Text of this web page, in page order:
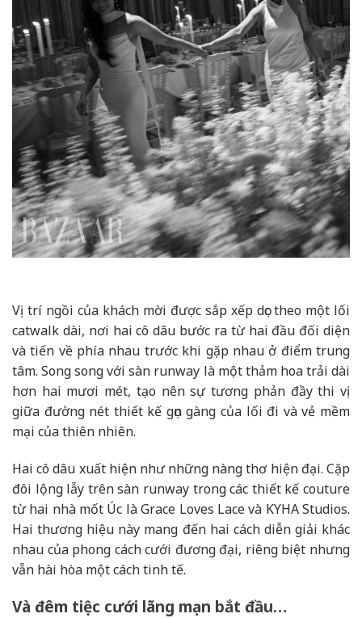
Vị trí ngồi của khách mời được sắp xếp dọc theo một lối
catwalk dài, nơi hai cô dâu bước ra từ hai đầu đối diện
và tiến về phía nhau trước khi gặp nhau ở điểm trung
tâm. Song song với sàn runway là một thảm hoa trải dài
hơn hai mươi mét, tạo nên sự tương phản đầy thi vị
giữa đường nét thiết kế gọn gàng của lối đi và vẻ mềm
mại của thiên nhiên.
Hai cô dâu xuất hiện như những nàng thơ hiện đại. Cặp
đôi lộng lẫy trên sàn runway trong các thiết kế couture
từ hai nhà mốt Úc là Grace Loves Lace và KYHA Studios.
Hai thương hiệu này mang đến hai cách diễn giải khác
nhau của phong cách cưới đương đại, riêng biệt nhưng
vẫn hài hòa một cách tinh tế.
Và đêm tiệc cưới lãng mạn bắt đầu…